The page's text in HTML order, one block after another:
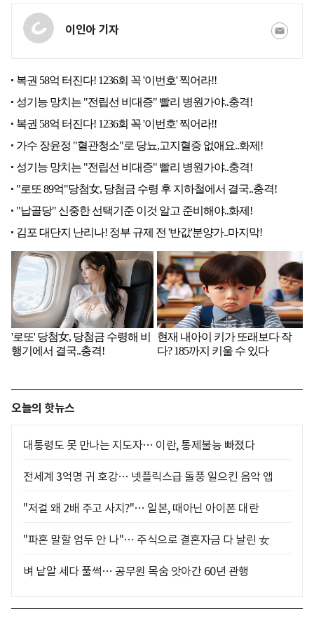
이인아 기자
오늘의 핫뉴스
대통령도 못 만나는 지도자… 이란, 통제불능 빠졌다
전세계 3억명 귀 호강… 넷플릭스급 돌풍 일으킨 음악 앱
"저걸 왜 2배 주고 사지?"… 일본, 때아닌 아이폰 대란
"파혼 말할 엄두 안 나"… 주식으로 결혼자금 다 날린 女
벼 낱알 세다 풀썩… 공무원 목숨 앗아간 60년 관행